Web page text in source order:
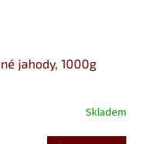
jahody, 1000g
Skladem